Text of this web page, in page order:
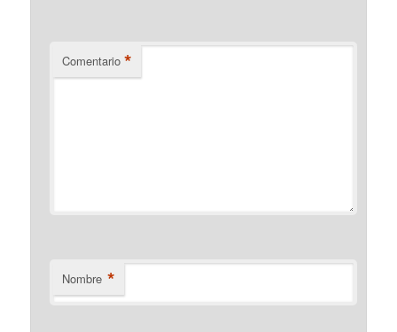
Comentario *
Nombre *